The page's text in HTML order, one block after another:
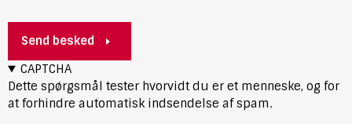
Send besked
CAPTCHA
Dette spørgsmål tester hvorvidt du er et menneske, og for
at forhindre automatisk indsendelse af spam.